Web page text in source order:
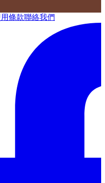
條款聯絡我們